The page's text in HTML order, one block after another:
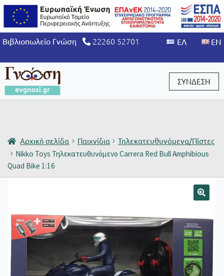
Βιβλιοπωλείο Γνώση 22260 52701
ΣΥΝΔΕΣΗ
Αρχική σελίδα Παιχνίδια
Τηλεκατευθυνόμενα/Πίστες
Nikko Toys Τηλεκατευθυνόμενο Carrera Red Bull Amphibious
Quad Bike 1:16